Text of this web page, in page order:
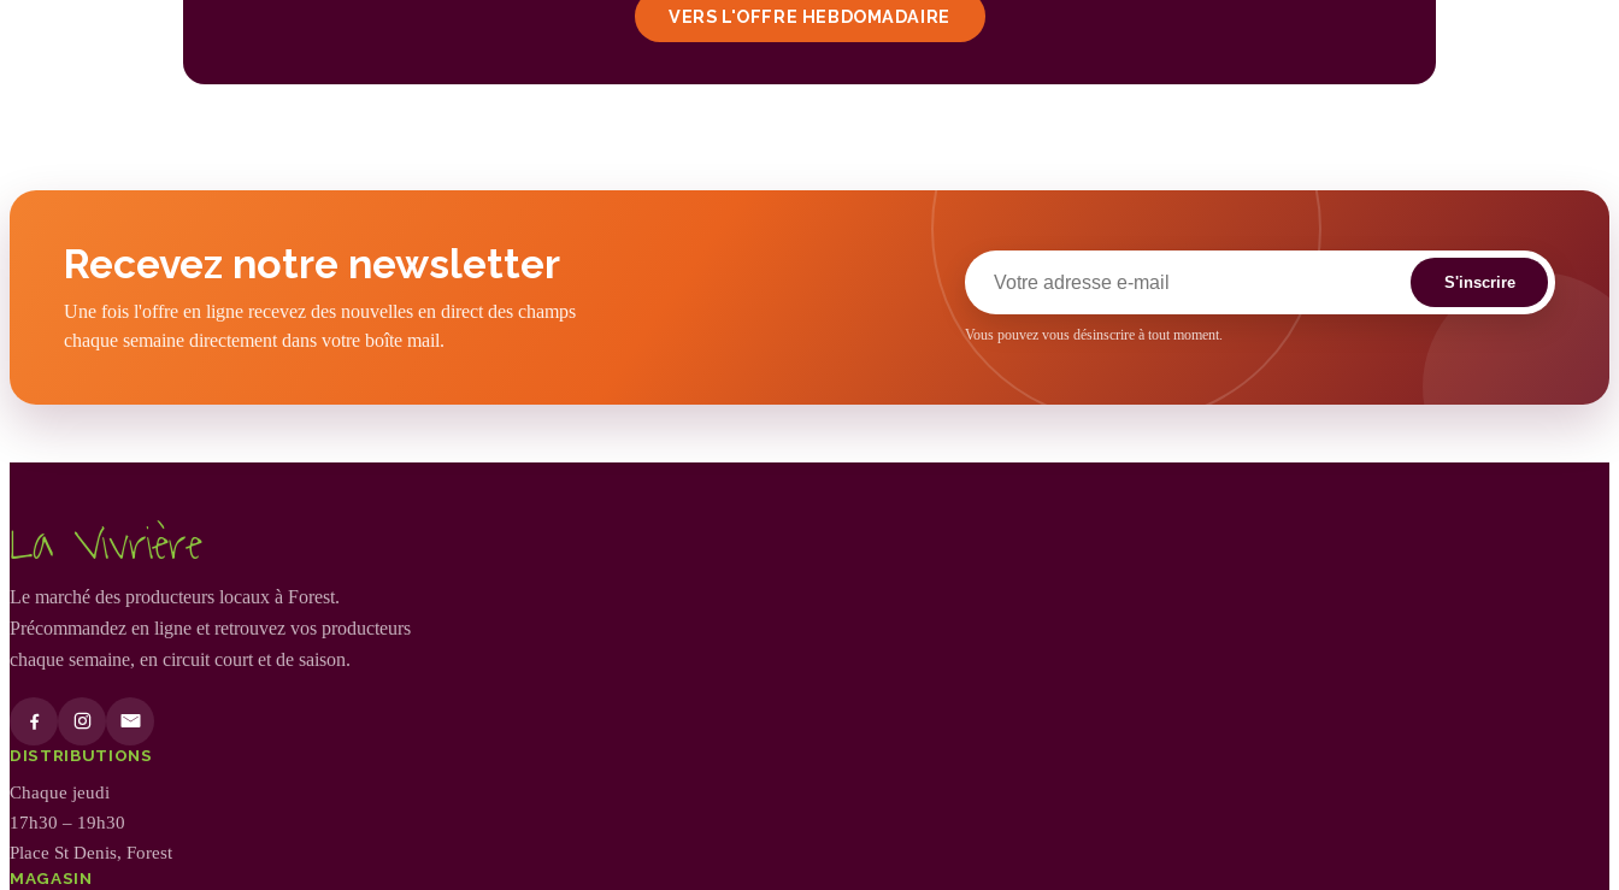
VERS L'OFFRE HEBDOMADAIRE
Recevez notre newsletter
Une fois l'offre en ligne recevez des nouvelles en direct des champs
chaque semaine directement dans votre boîte mail.
S'inscrire
Vous pouvez vous désinscrire à tout moment.
La Vivrière
Le marché des producteurs locaux à Forest.
Précommandez en ligne et retrouvez vos producteurs
chaque semaine, en circuit court et de saison.
DISTRIBUTIONS
Chaque jeudi
17h30 – 19h30
Place St Denis, Forest
MAGASIN